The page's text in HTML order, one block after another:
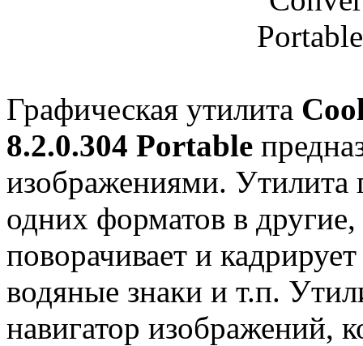
Графическая утилита
8.2.0.304 Portable
изображениями. Утилита
одних форматов в
поворачивает и
водяные знаки и т.п.
навигатор изображений,